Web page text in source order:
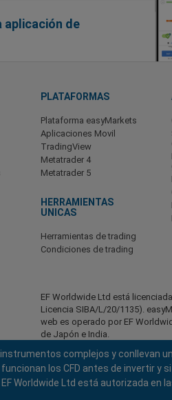
aplicación de
PLATAFORMAS
Plataforma easyMarkets
Aplicaciones Movil
TradingView
Metatrader 4
Metatrader 5
HERRAMIENTAS
UNICAS
Herramientas de trading
Condiciones de trading
EF Worldwide Ltd está
Licencia SIBA/L/20/1135).
web es operado por EF
de Japón e India.
Regiones restringidas:EF
América, Israel, Columbia
Corea del Norte, Panamá,
complejos y conllevan
los CFD antes de invertir
Worldwide Ltd está autorizada en